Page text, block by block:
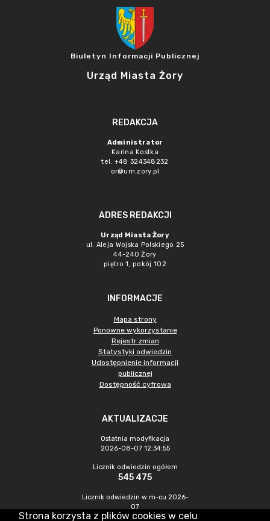
Biuletyn Informacji Publicznej
Urząd Miasta Żory
REDAKCJA
Administrator
Karina Kostka
tel. +48 324348232
or@um.zory.pl
ADRES REDAKCJI
Urząd Miasta Żory
ul. Aleja Wojska Polskiego 25
44-240 Żory
piętro 1, pokój 102
INFORMACJE
Mapa strony
Ponowne wykorzystanie
Rejestr zmian
Statystyki odwiedzin
Udostępnienie informacji
publicznej
Dostępność cyfrowa
AKTUALIZACJE
Ostatnia modyfikacja
2026-08-07 12:34:55
Licznik odwiedzin ogółem
545 475
Licznik odwiedzin w m-cu 2026-
07
1 491
Strona korzysta z plików cookies w celu